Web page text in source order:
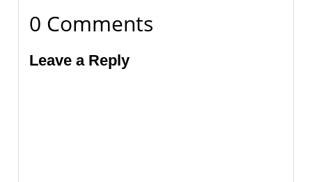
0 Comments
Leave a Reply